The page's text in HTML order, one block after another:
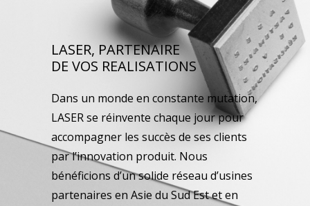
LASER, PARTENAIRE
DE VOS REALISATIONS
Dans un monde en constante mutation,
LASER se réinvente chaque jour pour
accompagner les succès de ses clients
par l’innovation produit. Nous
bénéficions d’un solide réseau d’usines
partenaires en Asie du Sud Est et en